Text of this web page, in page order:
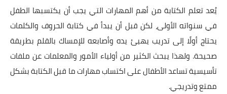
يُعد تعلم الكتابة من أهم المهارات التي يجب أن يكتسبها الطفل
في سنواته الأولى، لكن قبل أن يبدأ في كتابة الحروف والكلمات
يحتاج أولًا إلى تدريب يهيئ يده وأصابعه للإمساك بالقلم بطريقة
صحيحة. ولهذا يبحث الكثير من أولياء الأمور والمعلمات عن ملفات
تأسيسية تساعد الأطفال على اكتساب مهارات ما قبل الكتابة بشكل
ممتع وتدريجي.